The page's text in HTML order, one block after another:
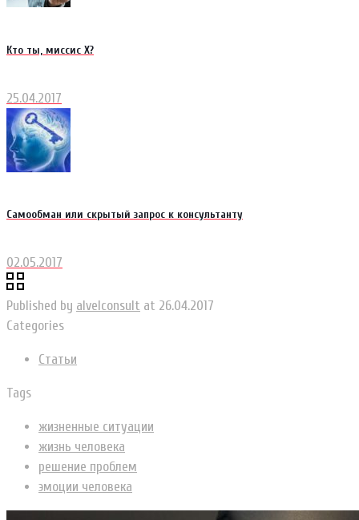
Кто ты, миссис Х?
25.04.2017
Самообман или скрытый запрос к консультанту
02.05.2017
Published by alvelconsult at 26.04.2017
Categories
Статьи
Tags
жизненные ситуации
жизнь человека
решение проблем
эмоции человека